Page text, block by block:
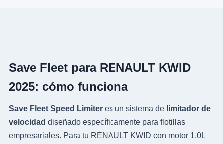
Save Fleet para RENAULT KWID
2025: cómo funciona
Save Fleet Speed Limiteres un sistema de limitador de
velocidad diseñado específicamente para flotillas
empresariales. Para tu RENAULT KWID con motor 1.0L